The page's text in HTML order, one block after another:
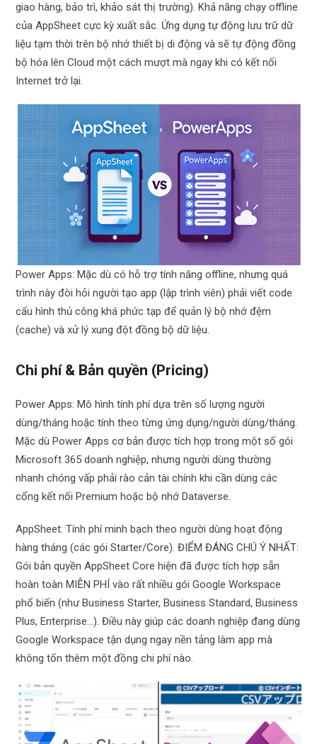
giao hàng, bảo trì, khảo sát thị trường). Khả năng chạy offline
của AppSheet cực kỳ xuất sắc. Ứng dụng tự động lưu trữ dữ
liệu tạm thời trên bộ nhớ thiết bị di động và sẽ tự động đồng
bộ hóa lên Cloud một cách mượt mà ngay khi có kết nối
Internet trở lại.
Power Apps: Mặc dù có hỗ trợ tính năng offline, nhưng quá
trình này đòi hỏi người tạo app (lập trình viên) phải viết code
cấu hình thủ công khá phức tạp để quản lý bộ nhớ đệm
(cache) và xử lý xung đột đồng bộ dữ liệu.
Chi phí & Bản quyền (Pricing)
Power Apps: Mô hình tính phí dựa trên số lượng người
dùng/tháng hoặc tính theo từng ứng dụng/người dùng/tháng.
Mặc dù Power Apps cơ bản được tích hợp trong một số gói
Microsoft 365 doanh nghiệp, nhưng người dùng thường
nhanh chóng vấp phải rào cản tài chính khi cần dùng các
cổng kết nối Premium hoặc bộ nhớ Dataverse.
AppSheet: Tính phí minh bạch theo người dùng hoạt động
hàng tháng (các gói Starter/Core). ĐIỂM ĐÁNG CHÚ Ý NHẤT:
Gói bản quyền AppSheet Core hiện đã được tích hợp sẵn
hoàn toàn MIỄN PHÍ vào rất nhiều gói Google Workspace
phổ biến (như Business Starter, Business Standard, Business
Plus, Enterprise…). Điều này giúp các doanh nghiệp đang dùng
Google Workspace tận dụng ngay nền tảng làm app mà
không tốn thêm một đồng chi phí nào.